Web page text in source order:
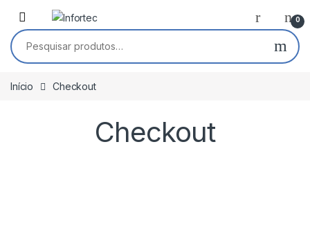
Saltar para navegação
Pular para o conteúdo
0
Pesquisar por:
Início Checkout
Checkout